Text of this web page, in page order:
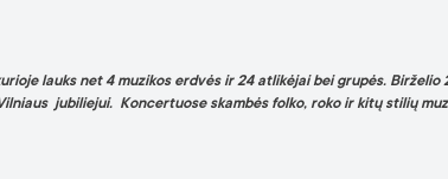
lauks net 4 muzikos erdvės ir 24 atlikėjai bei grupės. Birželio
jubiliejui. Koncertuose skambės folko, roko ir kitų stilių